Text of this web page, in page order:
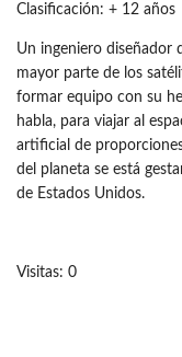
Clasificación: + 12 años
Un ingeniero diseñador
mayor parte de los
formar equipo con su
habla, para viajar al
artificial de
del planeta se está
de Estados Unidos.
Visitas: 0